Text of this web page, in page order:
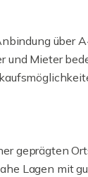
über
und Mieter
geprägten
Lagen mit